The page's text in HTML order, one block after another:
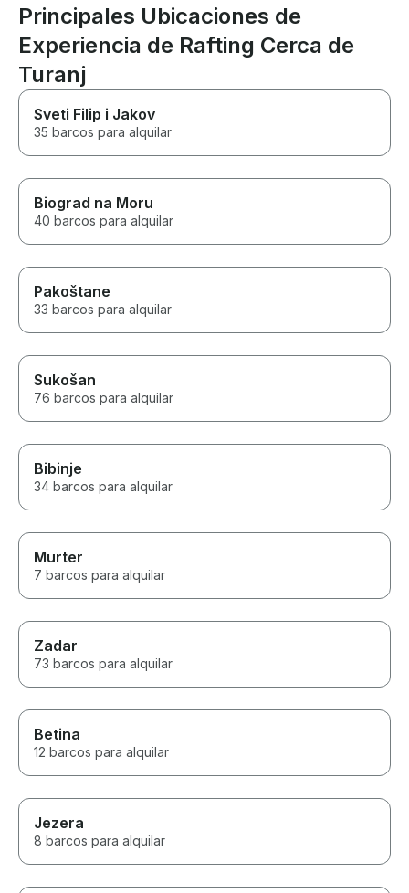
Principales Ubicaciones de
Experiencia de Rafting Cerca de
Turanj
Sveti Filip i Jakov
35 barcos para alquilar
Biograd na Moru
40 barcos para alquilar
Pakoštane
33 barcos para alquilar
Sukošan
76 barcos para alquilar
Bibinje
34 barcos para alquilar
Murter
7 barcos para alquilar
Zadar
73 barcos para alquilar
Betina
12 barcos para alquilar
Jezera
8 barcos para alquilar